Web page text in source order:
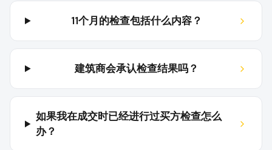
11个月的检查包括什么内容？
建筑商会承认检查结果吗？
如果我在成交时已经进行过买方检查怎么
办？